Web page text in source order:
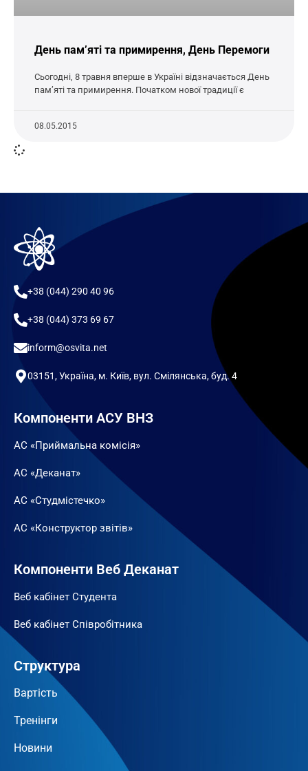
День пам’яті та примирення, День Перемоги
Сьогодні, 8 травня вперше в Україні відзначається День
пам’яті та примирення. Початком нової традиції є
08.05.2015
+38 (044) 290 40 96
+38 (044) 373 69 67
inform@osvita.net
03151, Україна, м. Київ, вул. Смілянська, буд. 4
Компоненти АСУ ВНЗ
АС «Приймальна комісія»
АС «Деканат»
АС «Студмістечко»
АС «Конструктор звітів»
Компоненти Веб Деканат
Веб кабінет Студента
Веб кабінет Співробітника
Структура
Вартість
Тренінги
Новини